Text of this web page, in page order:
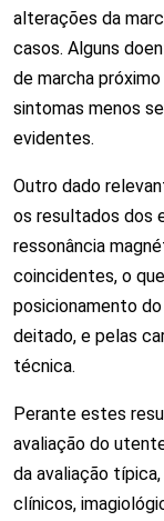
alterações da
casos. Alguns
de marcha
sintomas menos
evidentes.
Outro dado
os resultados dos
ressonância
coincidentes, o
posicionamento
deitado, e pelas
técnica.
Perante estes
avaliação do
da avaliação
clínicos,